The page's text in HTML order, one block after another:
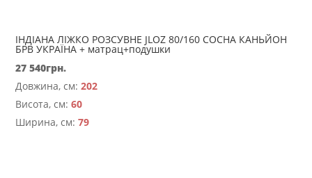
ІНДІАНА ЛІЖКО РОЗСУВНЕ JLOZ 80/160 СОСНА КАНЬЙОН
БРВ УКРАЇНА + матрац+подушки
27 540грн.
Довжина, см:202
Висота, см:60
Ширина, см:79